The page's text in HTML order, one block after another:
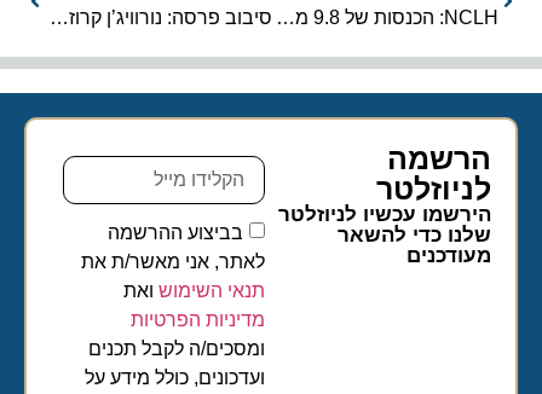
NCLH: הכנסות של 9.8 מיליארד דולר ותחזית אופטימית לשנת 2026 סיבוב פרסה: נורוויג’ן קרוז ליין מבטלת את ההחמרה בקוד הלבוש
הרשמה
לניוזלטר​
הירשמו עכשיו לניוזלטר
שלנו כדי להשאר
מעודכנים
בביצוע ההרשמה
לאתר, אני מאשר/ת את
תנאי השימושואת
מדיניות הפרטיות
ומסכים/ה לקבל תכנים
ועדכונים, כולל מידע על